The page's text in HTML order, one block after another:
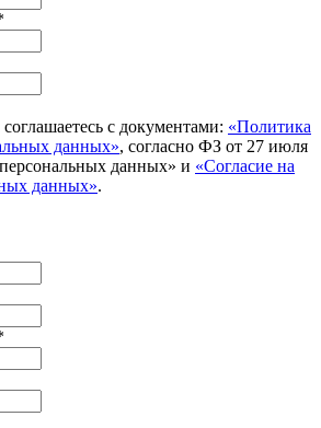
с документами: «Политика
данных», согласно ФЗ от 27 июля
данных» и «Согласие на
данных».